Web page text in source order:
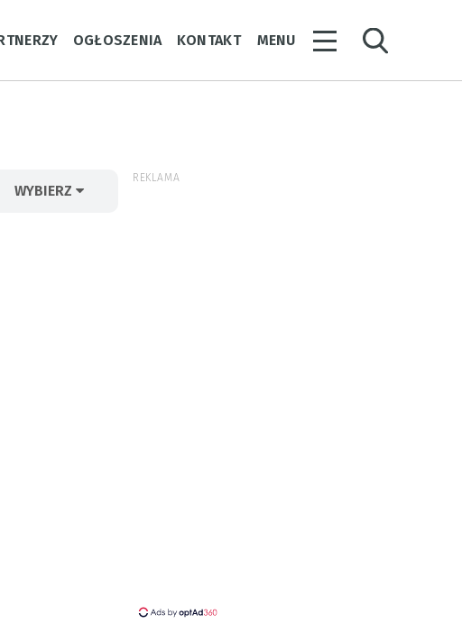
OGŁOSZENIA KONTAKT MENU
WYBIERZ
REKLAMA